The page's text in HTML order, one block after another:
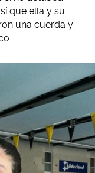
que ella y su
una cuerda y